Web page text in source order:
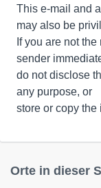
This e-mail and
may also be
If you are not
sender
do not disclose
any purpose, or
store or copy the
Orte in dieser